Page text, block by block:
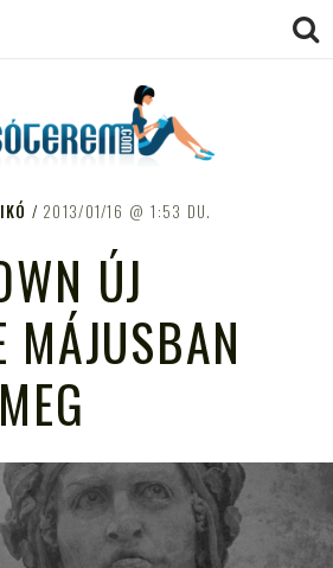
– AZ
OLVASÁS
TÁMOGATÓJA
2013/01/16 1:53 DU.
ÚJ
MÁJUSBAN